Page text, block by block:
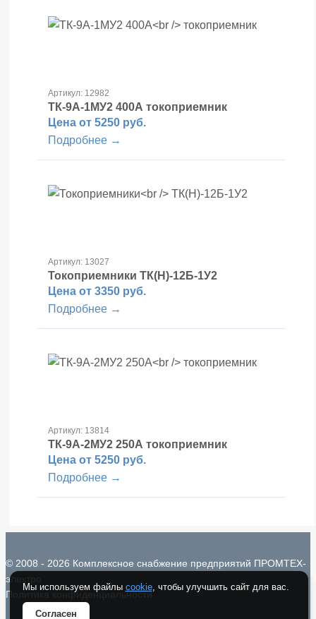
Артикул: 12982
ТК-9А-1МУ2 400А токоприемник
Цена от 5250 руб.
Подробнее →
Артикул: 13027
Токоприемники ТК(Н)-12Б-1У2
Цена от 3350 руб.
Подробнее →
Артикул: 13814
ТК-9А-2МУ2 250А токоприемник
Цена от 5250 руб.
Подробнее →
© 2008 - 2026 Комплексное снабжение предприятий ПРОМТЕХ-
электро
Политика конфиденциальности
Мы используем файлы cookie, чтобы улучшить сайт для вас.
Согласен